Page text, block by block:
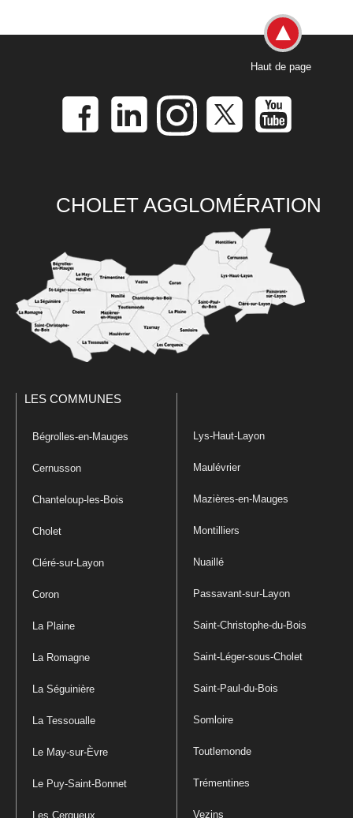
Haut de page
CHOLET AGGLOMÉRATION
LES COMMUNES
Bégrolles-en-Mauges
Cernusson
Chanteloup-les-Bois
Cholet
Cléré-sur-Layon
Coron
La Plaine
La Romagne
La Séguinière
La Tessoualle
Le May-sur-Èvre
Le Puy-Saint-Bonnet
Les Cerqueux
Lys-Haut-Layon
Maulévrier
Mazières-en-Mauges
Montilliers
Nuaillé
Passavant-sur-Layon
Saint-Christophe-du-Bois
Saint-Léger-sous-Cholet
Saint-Paul-du-Bois
Somloire
Toutlemonde
Trémentines
Vezins